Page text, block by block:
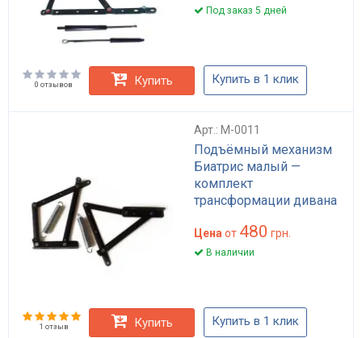
Под заказ 5 дней
0 отзывов Купить Купить в 1 клик
Арт.: M-0011
Подъёмный механизм
Биатрис малый —
комплект
трансформации дивана
Цена от 480 грн.
В наличии
1 отзыв Купить Купить в 1 клик